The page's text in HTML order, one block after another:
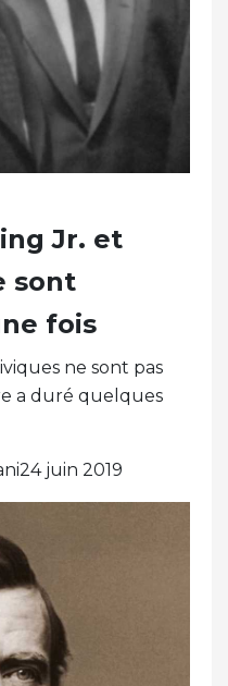
Jr. et
sont
fois
ne sont pas
a duré quelques
juin 2019